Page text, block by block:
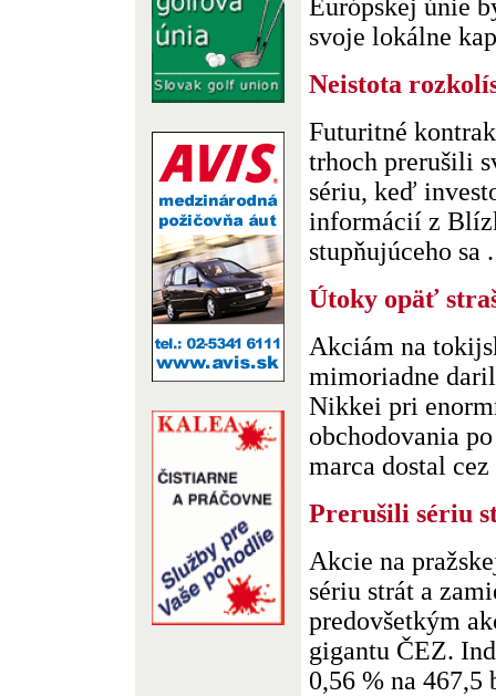
Európskej únie
svoje lokálne
Neistota
Futuritné
trhoch prerušili
sériu, keď
informácií z
stupňujúceho sa
Útoky opäť
Akciám na
mimoriadne
Nikkei pri
obchodovania
marca dostal
Prerušili sériu
Akcie na
sériu strát a
predovšetkým
gigantu ČEZ.
0,56 % na 467,5